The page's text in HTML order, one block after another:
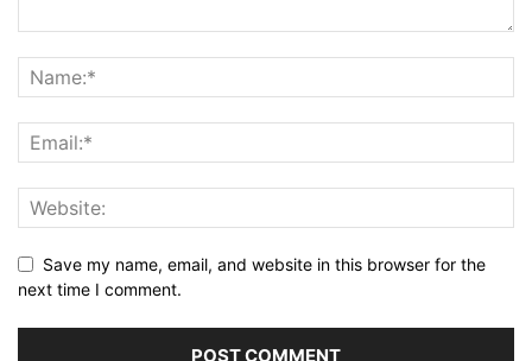
Save my name, email, and website in this browser for the
next time I comment.